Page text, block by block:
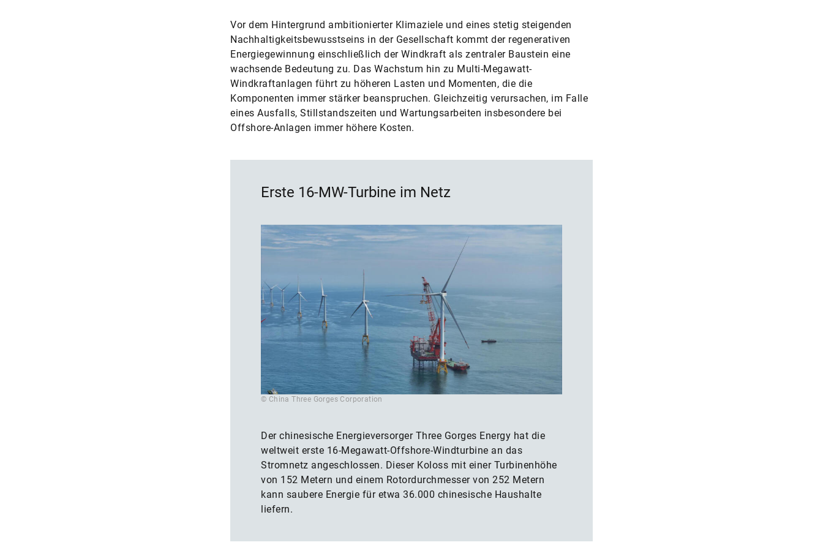
Vor dem Hintergrund ambitionierter Klimaziele und eines stetig steigenden
Nachhaltigkeitsbewusstseins in der Gesellschaft kommt der regenerativen
Energiegewinnung einschließlich der Windkraft als zentraler Baustein eine
wachsende Bedeutung zu. Das Wachstum hin zu Multi-Megawatt-
Windkraftanlagen führt zu höheren Lasten und Momenten, die die
Komponenten immer stärker beanspruchen. Gleichzeitig verursachen, im Falle
eines Ausfalls, Stillstandszeiten und Wartungsarbeiten insbesondere bei
Offshore-Anlagen immer höhere Kosten.
Erste 16-MW-Turbine im Netz
© China Three Gorges Corporation
Der chinesische Energieversorger Three Gorges Energy hat die
weltweit erste 16-Megawatt-Offshore-Windturbine an das
Stromnetz angeschlossen. Dieser Koloss mit einer Turbinenhöhe
von 152 Metern und einem Rotordurchmesser von 252 Metern
kann saubere Energie für etwa 36.000 chinesische Haushalte
liefern.